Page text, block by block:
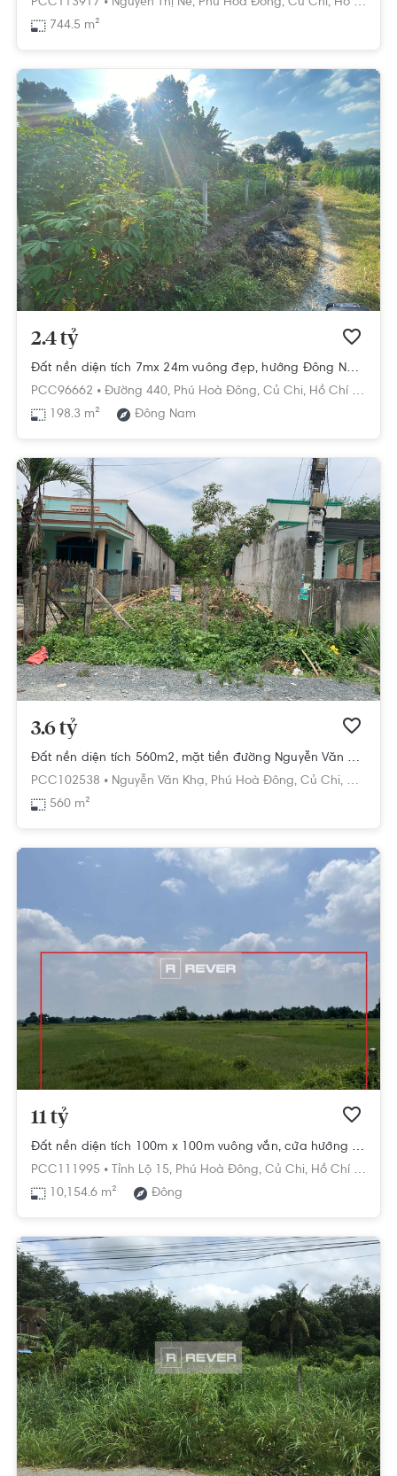
PCC113917 • Nguyễn Thị Nê, Phú Hoà Đông, Củ Chi, Hồ Chí Minh
744.5 m²
2.4 tỷ
Đất nền diện tích 7mx 24m vuông đẹp, hướng Đông Nam thoáng mát.
PCC96662 • Đường 440, Phú Hoà Đông, Củ Chi, Hồ Chí Minh
198.3 m²
Đông Nam
3.6 tỷ
Đất nền diện tích 560m2, mặt tiền đường Nguyễn Văn Khạ.
PCC102538 • Nguyễn Văn Khạ, Phú Hoà Đông, Củ Chi, Hồ Chí
560 m²
11 tỷ
Đất nền diện tích 100m x 100m vuông vắn, cửa hướng Đông mát mẻ.
PCC111995 • Tỉnh Lộ 15, Phú Hoà Đông, Củ Chi, Hồ Chí Minh
10,154.6 m²
Đông